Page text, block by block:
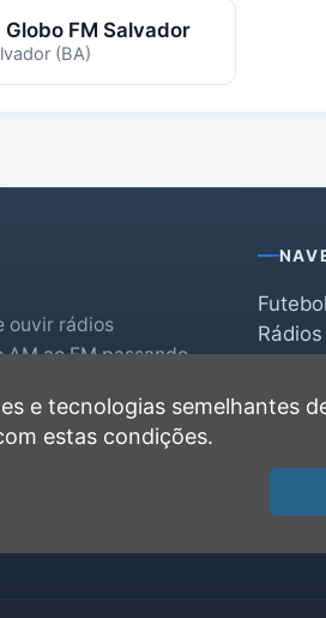
Globo FM Salvador
(BA)
ouvir rádios
ao FM passando
e tecnologias semelhantes
estas condições.